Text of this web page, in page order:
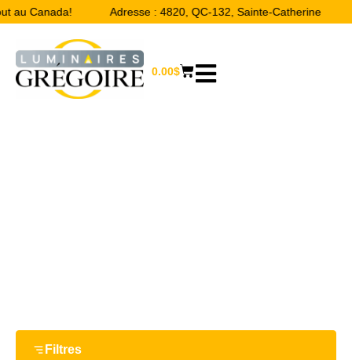
au Canada! Adresse : 4820, QC-132, Sainte-Catherine
0.00$
Filtres